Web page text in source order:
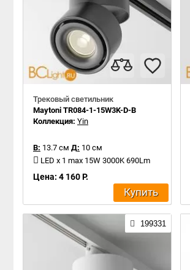
Трековый светильник
Maytoni TR084-1-15W3K-D-B
Коллекция: Yin
В: 13.7 см Д: 10 см
LED x 1 max 15W 3000K 690Lm
Цена: 4 160 Р.
Купить
199331